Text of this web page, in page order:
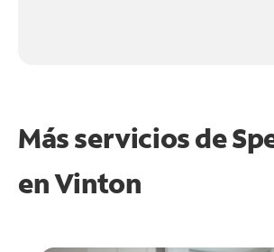
Más servicios de
enVinton